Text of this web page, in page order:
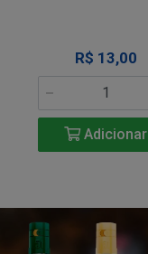
R$ 13,00
Adicionar